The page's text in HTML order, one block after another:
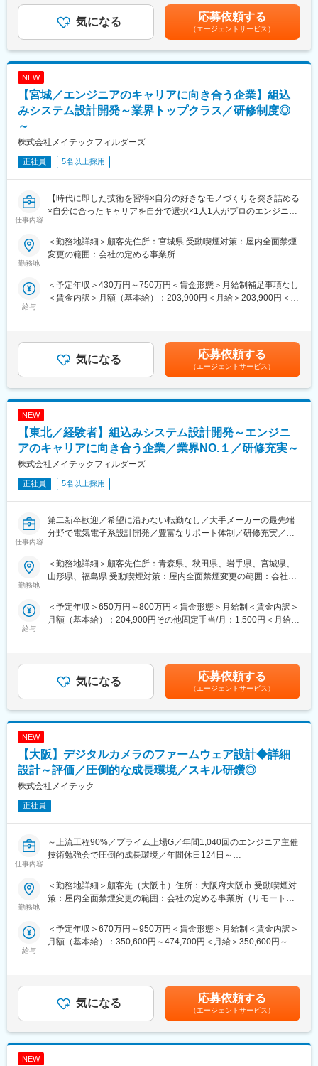
長との距離が近くて会社の一員である実感が得られる」「圧倒的
に早く帰れるようになった」という声が挙がっています。スキル
変更の範囲：会社の定める業務
ル、かつリアルタイム、セキュアに接続し、これまでの空調機に
はないセンシング機能や、膨大な計測データ通信、リアルタイム
自動制御を実現するソフトウェア設計、通信設計を担って頂きま
・開発環境：RTOS、ないしは組込みLinuxなど
ーサポートなどソリューション領域でもビジネスを構築していた
実績を持ちます。今回開発するグローバル空調IoTプラットフォー
ト、営業提案の最適化・自動化と一気に製品ライフサイクル全体
に広げる野心的な取り組みで、通信技術（安価な広域無線通信、
機器とクラウドとの連携といった新しい技術を取り入れながら、
新しい価値を作り出しています。
・ダイキン工業はIoT、AI時代の到来を機会ととらえ、テクノロジ
ベンチャーとの提携などを進め、社内外の垣根を超えた協創環境
を作り出し、さまざまなイノベーティブな取り組み、概念検証を
エンジニアも設計／開発作業を担当してもらう体制を取っており
ます。
変更の範囲：会社の定める業務
選考を通じて上下する可能性があります。月給(月額)は固定手当を
含めた表記です。
気になる 応募依頼する
（エージェントサービス）
NEW
【宮城／エンジニアのキャリアに向き合う企業】組込
みシステム設計開発～業界トップクラス／研修制度◎
～
株式会社メイテックフィルダーズ
正社員 5名以上採用
仕事内容
【時代に即した技術を習得×自分の好きなモノづくりを突き詰める
×自分に合ったキャリアを自分で選択×1人1人がプロのエンジニア
転職回数多い方でも歓迎／東証プライム上場G／研修制度充実／
平均年収600万以上／残業月平均17H／多業界に展開し安定／エン
ジニアのキャリアを重視／生涯プロエンジニアとして活躍可能
当社顧客先における、C言語、C++、C#、アセンブラ等による、
マイコン制御、通信制御システム、その他制御系システムの設計
制御、車載関連部品制御等。プラットフォームはWindows、
Linux、Unix等。
■メイテックグループについて：
◇生涯プロエンジニア：
の面談があり、自身のキャリアを見つめ目指したい方向性を考え
る場がございます。適宜担当営業との面談も設定され、現時点の
スキルから将来的にどんな経験を積むべきかを相談できる環境で
す。
・1974年に設立され、業界初の定年退職者を輩出。以降400名を
超えるエンジニアが定年退職を迎えております。
◇充実の研修体制：
研修費用は売上の8%を投資しており、「技術力」と「人間力」の
向上を軸に様々な機会を提供しております。年間550回の技術研
◇福利厚生：
定年までの長い時間軸で、給与や将来について不安を感じること
おります。また、たとえ案件のない待機の状態であったとして
も、給与が下がる事はなく安心して就業できます。※コロナ禍でも
変更の範囲：会社の定める業務
勤務地
＜勤務地詳細＞顧客先住所：宮城県 受動喫煙対策：屋内全面禁煙
変更の範囲：会社の定める事業所
給与
＜予定年収＞430万円～750万円＜賃金形態＞月給制補足事項なし
＜賃金内訳＞月額（基本給）：203,900円＜月給＞203,900円＜昇
固定手当を含めた表記です。
気になる 応募依頼する
（エージェントサービス）
NEW
【東北／経験者】組込みシステム設計開発～エンジニ
アのキャリアに向き合う企業／業界NO.１／研修充実～
株式会社メイテックフィルダーズ
正社員 5名以上採用
仕事内容
第二新卒歓迎／希望に沿わない転勤なし／大手メーカーの最先端
分野で電気電子系設計開発／豊富なサポート体制／研修充実／年
～評価制度・研修制度・就業環境等様々な観点で、自身のキャリ
アしっかり見つめ、目指したい方向性を考える場が設けられてお
◇設計や開発に携わりたい／キャリアアップを叶えたい／最新技
当社顧客先における、C言語、C++、C#、アセンブラ等による、
マイコン制御、通信制御システム、その他制御系システムの設計
開発業務
■職務詳細：
携帯電話通信制御、FA機器動作制御、DSC等のデジタル画像信号
Linux、Unix等
■生涯プロエンジニアとして：
・エンジニアのキャリアを第一に考える企業です。半年に一回拠
点長との面談があり、自身のキャリアしっかり見つめ、目指した
い方向性を考える場が設けられております。また、適宜担当営業
との面談が設定され、現時点のスキルを見つめ、将来的にどんな
経験を積むべきかを相談できる環境があります。
・業界NO1.として多くの顧客から厚い信頼をいただいておりま
・1974年に設立されて以来、すでに150名のエンジニアが定年退
職を迎えております。
「社員一人あたりの研修費ランキング」で5位にランクインしてお
り、「技術力」と「人間力」の向上を軸に様々な機械を提供して
定年までの長い時間軸で、給与や将来について不安を感じること
なく仕事に集中できるように、「待遇面」での支援も充実してお
ります。また、案件のない待機期間も給与が下がることはなく、
安心して就業できます。
勤務地
＜勤務地詳細＞顧客先住所：青森県、秋田県、岩手県、宮城県、
山形県、福島県 受動喫煙対策：屋内全面禁煙変更の範囲：会社の
給与
＜予定年収＞650万円～800万円＜賃金形態＞月給制＜賃金内訳＞
月額（基本給）：204,900円その他固定手当/月：1,500円＜月給＞
す。月給(月額)は固定手当を含めた表記です。
気になる 応募依頼する
（エージェントサービス）
NEW
【大阪】デジタルカメラのファームウェア設計◆詳細
設計～評価／圧倒的な成長環境／スキル研鑽◎
株式会社メイテック
正社員
仕事内容
～上流工程90%／プライム上場G／年間1,040回のエンジニア主催
技術勉強会で圧倒的成長環境／年間休日124日～
■業務内容：
デジタルカメラの詳細設計～評価をご担当いただきます。
デジタルカメラ
■得られる経験：
C言語による組み込み関数を行うことで、ハード・ソフト両面か
ら開発を進めるスキルを身につけることができます。画像処理や
リアルタイム制御の技術は、車載・医療・IoTなど幅広く製品分野
に応用が可能です。
勤務地
＜勤務地詳細＞顧客先（大阪市）住所：大阪府大阪市 受動喫煙対
策：屋内全面禁煙変更の範囲：会社の定める事業所（リモートワ
給与
＜予定年収＞670万円～950万円＜賃金形態＞月給制＜賃金内訳＞
月額（基本給）：350,600円～474,700円＜月給＞350,600円～
気になる 応募依頼する
（エージェントサービス）
NEW